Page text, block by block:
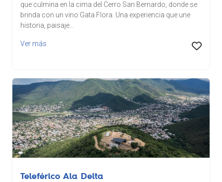
que culmina en la cima del Cerro San Bernardo, donde se
brinda con un vino Gata Flora. Una experiencia que une
historia, paisaje...
Ver más
Teleférico Ala Delta